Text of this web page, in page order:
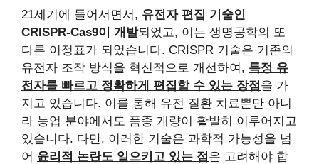
21세기에 들어서면서, 유전자 편집 기술인
CRISPR-Cas9이 개발되었고, 이는 생명공학의 또
다른 이정표가 되었습니다. CRISPR 기술은 기존의
유전자 조작 방식을 혁신적으로 개선하여, 특정 유
전자를 빠르고 정확하게 편집할 수 있는 장점 을 가
지고 있습니다. 이를 통해 유전 질환 치료뿐만 아니
라 농업 분야에서도 품종 개량이 활발히 이루어지고
있습니다. 다만, 이러한 기술은 과학적 가능성을 넘
어 윤리적 논란도 일으키고 있는 점 은 고려해야 합